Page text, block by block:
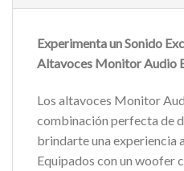
Experimenta un Sonido
Altavoces Monitor Audio
Los altavoces Monitor
combinación perfecta de
brindarte una experiencia
Equipados con un woofer